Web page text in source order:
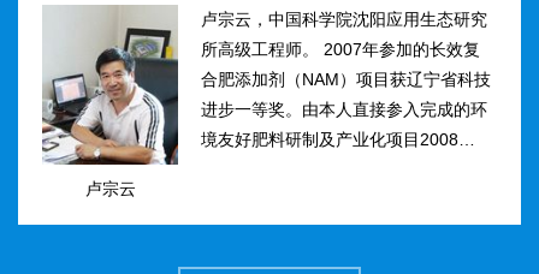
卢宗云
卢宗云，中国科学院沈阳应用生态研究
所高级工程师。 2007年参加的长效复
合肥添加剂（NAM）项目获辽宁省科技
进步一等奖。由本人直接参入完成的环
境友好肥料研制及产业化项目2008年获
市有突出贡献中青年专...